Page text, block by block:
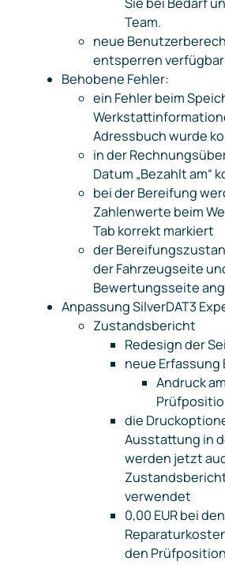
Team.
neue
entsperrenverfügbar
Behobene Fehler:
ein Fehler beim
Adressbuch wurde
in der
Datum „Bezahlt am“
bei der Bereifung
Zahlenwerte beim
Tab korrekt markiert
der
der Fahrzeugseite
Bewertungsseite
Anpassung SilverDAT3
Zustandsbericht
Redesign der
neue Erfassung
Andruck
die
Ausstattung in
werden jetzt
verwendet
0,00 EUR bei den
den